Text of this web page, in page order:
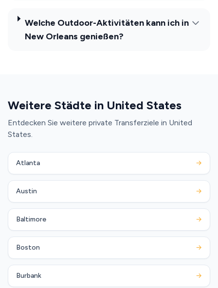
Welche Outdoor-Aktivitäten kann ich in
New Orleans genießen?
Weitere Städte in United States
Entdecken Sie weitere private Transferziele in United
States.
Atlanta →
Austin →
Baltimore →
Boston →
Burbank →